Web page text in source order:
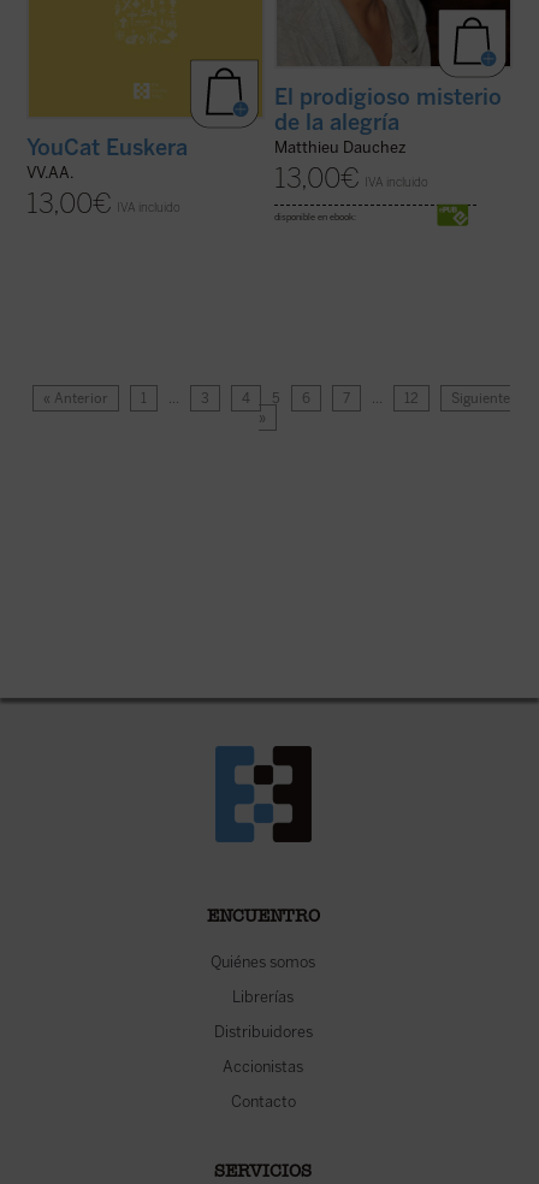
YouCat Euskera
VV.AA.
13,00€ IVA incluido
El prodigioso misterio
de la alegría
Matthieu Dauchez
13,00€ IVA incluido
disponible en ebook:
« Anterior 1 … 3 4 5 6 7 … 12
Siguiente
»
ENCUENTRO
Quiénes somos
Librerías
Distribuidores
Accionistas
Contacto
SERVICIOS